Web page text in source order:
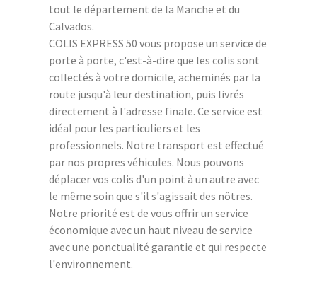
tout le département de la Manche et du
Calvados.
COLIS EXPRESS 50 vous propose un service de
porte à porte, c'est-à-dire que les colis sont
collectés à votre domicile, acheminés par la
route jusqu'à leur destination, puis livrés
directement à l'adresse finale. Ce service est
idéal pour les particuliers et les
professionnels. Notre transport est effectué
par nos propres véhicules. Nous pouvons
déplacer vos colis d'un point à un autre avec
le même soin que s'il s'agissait des nôtres.
Notre priorité est de vous offrir un service
économique avec un haut niveau de service
avec une ponctualité garantie et qui respecte
l'environnement.